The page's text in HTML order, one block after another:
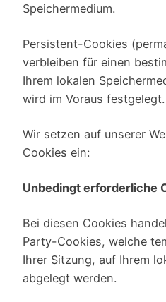
Speichermedium.
Persistent-Cookies
verbleiben für einen
Ihrem lokalen
wird im Voraus festgelegt.
Wir setzen auf unserer
Cookies ein:
Unbedingt erforderliche
Bei diesen Cookies
Party-Cookies, welche
Ihrer Sitzung, auf Ihrem
abgelegt werden.